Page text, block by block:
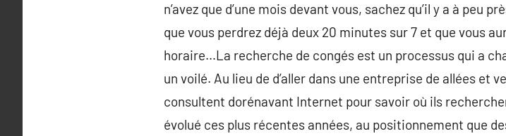
n’avez que d’une mois devant vous, sachez qu’il y a à peu
que vous perdrez déjà deux 20 minutes sur 7 et que vous
horaire…La recherche de congés est un processus qui a
un voilé. Au lieu de d’aller dans une entreprise de allées et
consultent dorénavant Internet pour savoir où ils
évolué ces plus récentes années, au positionnement que